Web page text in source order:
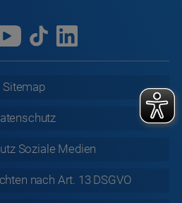
Sitemap
Soziale Medien
nach Art. 13 DSGVO